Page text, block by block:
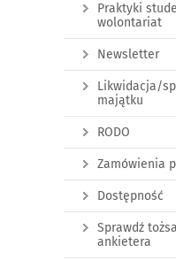
Praktyki
wolontariat
Newsletter
Likwidacja/
majątku
RODO
Zamówienia
Dostępność
Sprawdź
ankietera